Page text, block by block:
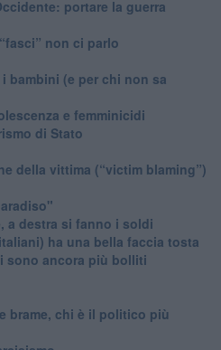
portare la guerra
non ci parlo
bambini (e per chi non sa
e femminicidi
di Stato
della vittima (“victim blaming”)
a destra si fanno i soldi
ha una bella faccia tosta
sono ancora più bolliti
brame, chi è il politico più